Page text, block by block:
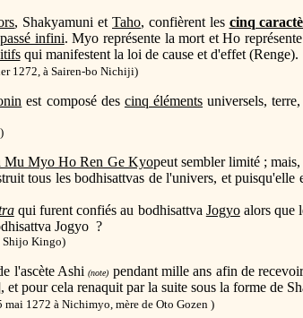
, Shakyamuni et Taho, confièrent les cinq
passé infini. Myo représente la mort et Ho
qui manifestent la loi de cause et d'effet (Renge).
1272, à Sairen-bo Nichiji)
est composé des cinq éléments universels,
Mu Myo Ho Ren Ge Kyopeut sembler limité ;
tous les bodhisattvas de l'univers, et
qui furent confiés au bodhisattva Jogyoalors que
Jogyo ?
Shijo Kingo)
l'ascète Ashi (note) pendant mille ans afin de
pour cela renaquit par la suite sous la forme de
mai 1272 à Nichimyo, mère de Oto Gozen )